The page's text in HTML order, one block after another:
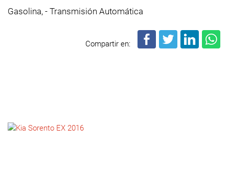
EN
NOTICIAS
Gasolina, - Transmisión Automática
Compartir en: